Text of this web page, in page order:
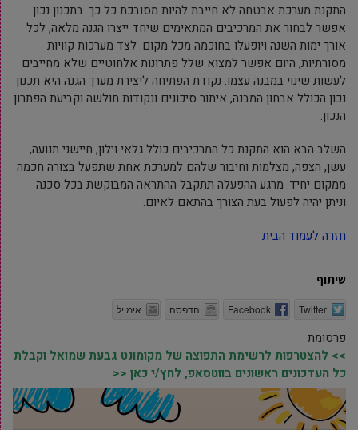
התקנת מערכת אבטחה לא חייבת להיות מסובכת כל כך. בתכנון נכון
אפשר לבחור את המרכיבים המתאימים שיחד ייצרו הגנה מלאה, לכל
אורך ימות השנה ויופעלו בחוכמה מכל מקום. לצד מערכות קוויות
מסורתיות, היום אפשר למצוא שלל פתרונות אלחוטיים שלא מחייבים
לעשות שינוי במבנה עצמו. נקודת הפתיחה ליצירת מערך הגנה היא תכנון
נכון הכולל אבחון המבנה, איתור סיכונים ונקודות חולשה וקביעת הפתרון
הנכון.
השלב הבא הוא התקנת כל המרכיבים כולל גלאי וילון, חיישני תנועה,
עשן, הצפה, מצלמות וחיבור שלהם למערכת אחת שתפעל בצורה חכמה
ממקום יחיד. מרגע ההפעלה תתקבל ההתראה המבוקשת בכל סכנה
וניתן יהיה לפעול בעת הצורך בהתאם לאיום.
חזרה לעמוד הבית
שיתוף
Twitter
Facebook הדפסה אימייל
פרסומת
>> להצטרפות לרשימת התפוצה של מקומונט גבעת שמואל וקבלת
כל העדכונים ראשונים בווטסאפ, לחץ/י כאן <<